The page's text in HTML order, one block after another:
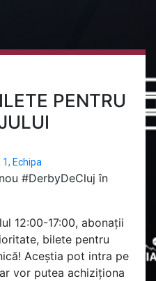
PENTRU
1, Echipa
#DerbyDeCluj în
12:00-17:00, abonații
bilete pentru
Aceștia pot intra pe
vor putea achiziționa